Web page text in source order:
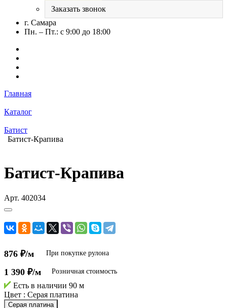
Заказать звонок
г. Самара
Пн. – Пт.: с 9:00 до 18:00
Главная
Каталог
Батист
Батист-Крапива
Батист-Крапива
Арт. 402034
876 ₽/м При покупке рулона
1 390 ₽/м Розничная стоимость
Есть в наличии 90 м
Цвет : Серая платина
Серая платина